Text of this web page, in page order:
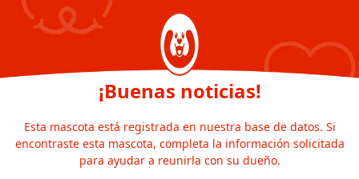
¡Buenas noticias!
Esta mascota está registrada en nuestra base de datos. Si
encontraste esta mascota, completa la información solicitada
para ayudar a reunirla con su dueño.